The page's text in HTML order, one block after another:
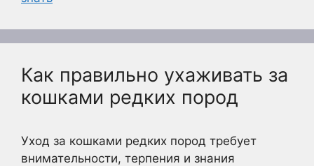
Как правильно ухаживать за
кошками редких пород
Уход за кошками редких пород требует
внимательности, терпения и знания